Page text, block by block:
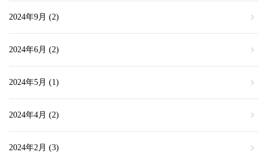
2024年9月 (2)
2024年6月 (2)
2024年5月 (1)
2024年4月 (2)
2024年2月 (3)